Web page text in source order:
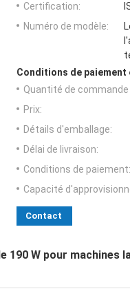
Certification:
Numéro de modèle:
Conditions de paiement
Quantité de commande
Prix:
Détails d'emballage:
Délai de livraison:
Conditions de paiement:
Capacité
Contact
W pour machines